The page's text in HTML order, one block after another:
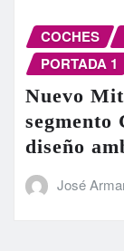
COCHES
PORTADA 1
Nuevo
segmento
diseño
José